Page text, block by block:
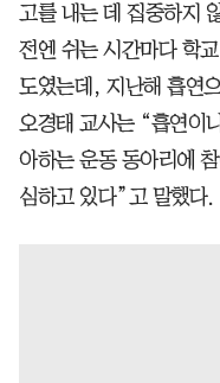
고를 내는 데 집중하지
전엔 쉬는 시간마다 학
도였는데, 지난해 흡연
오경태 교사는 “흡연이
아하는 운동 동아리에
심하고 있다”고 말했다.